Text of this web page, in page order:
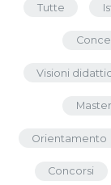
Tutte
Visioni
Orientamento
Concorsi